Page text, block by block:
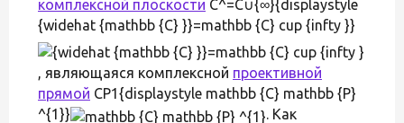
комплексной плоскости C^=C∪{∞}{displaystyle
{widehat {mathbb {C} }}=mathbb {C} cup {infty }}
, являющаяся комплексной проективной
прямой CP1{displaystyle mathbb {C} mathbb {P}
^{1}}
. Как